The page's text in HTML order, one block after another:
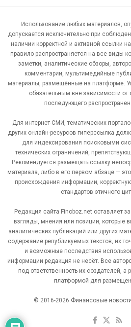
Использование любых материалов,
допускается исключительно при
наличии корректной и активной ссылки
правило распространяется на все виды
заметки, аналитические обзоры,
комментарии, мультимедийные
материалы, размещённые на платформе.
обязательным вне зависимости
последующего
Для интернет-СМИ, тематических
других онлайн-ресурсов гиперссылка
для индексирования поисковыми
технических ограничений,
Рекомендуется размещать ссылку
материала, либо в его первом абзаце —
происхождения информации,
стандартов этичного
Редакция сайта Finoboz.net оставляет
взгляды, мнения или позиции, которые
аналитических публикаций или других
содержание републикуемых текстов, их
и возможные последствия
информации редакция не несёт. Все
под ответственность их создателей, а
платформой для
© 2016-2026 Финансовые